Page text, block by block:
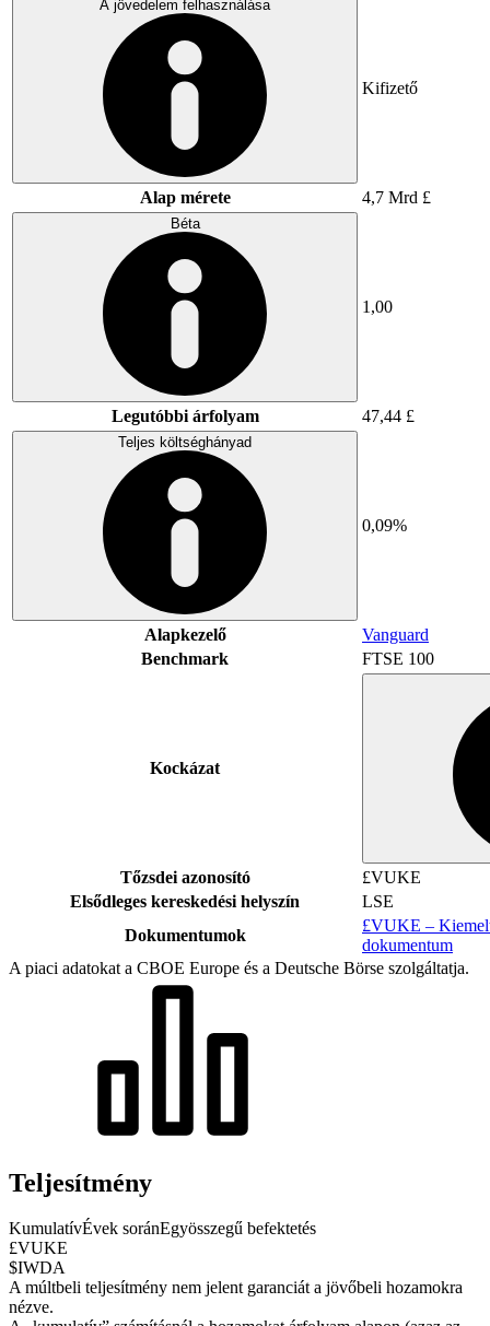
A jövedelem felhasználása
Kifizető
Alap mérete 4,7 Mrd £
Béta
1,00
Legutóbbi árfolyam 47,44 £
Teljes költséghányad
0,09%
Alapkezelő
Vanguard
Benchmark
FTSE 100
Kockázat
Tőzsdei azonosító
£VUKE
Elsődleges kereskedési helyszín
LSE
Dokumentumok
£VUKE –
dokumentum
A piaci adatokat a CBOE Europe és a Deutsche Börse szolgáltatja.
Teljesítmény
KumulatívÉvek soránEgyösszegű befektetés
£VUKE
$IWDA
A múltbeli teljesítmény nem jelent garanciát a jövőbeli hozamokra
nézve.